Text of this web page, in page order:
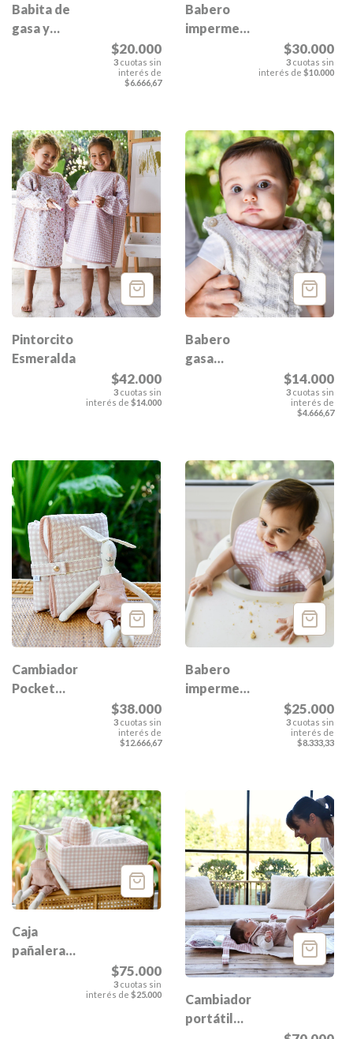
Babita de
gasa y
$20.000
3cuotas sin
interés de
$6.666,67
Babero
impermeable
$30.000
3 cuotas sin
interés de$10.000
Pintorcito
Esmeralda
$42.000
3cuotas sin
interés de $14.000
Babero
gasa
$14.000
3 cuotas sin
interés de
$4.666,67
Cambiador
Pocket
$38.000
3cuotas sin
interés de
$12.666,67
Babero
impermeable
$25.000
3 cuotas sin
interés de
$8.333,33
Caja
pañalera
$75.000
3cuotas sin
interés de $25.000
Cambiador
portátil